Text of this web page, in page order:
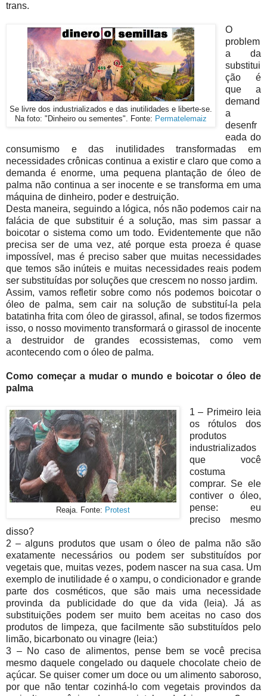
trans.
Se livre dos industrializados e das inutilidades e liberte-se.
Na foto: "Dinheiro ou sementes". Fonte: Permatelemaiz
O
problem
a da
substitui
ção é
que a
demand
a
desenfr
eada do
consumismo e das inutilidades transformadas em
necessidades crônicas continua a existir e claro que como a
demanda é enorme, uma pequena plantação de óleo de
palma não continua a ser inocente e se transforma em uma
máquina de dinheiro, poder e destruição.
Desta maneira, seguindo a lógica, nós não podemos cair na
falácia de que substituir é a solução, mas sim passar a
boicotar o sistema como um todo. Evidentemente que não
precisa ser de uma vez, até porque esta proeza é quase
impossível, mas é preciso saber que muitas necessidades
que temos são inúteis e muitas necessidades reais podem
ser substituídas por soluções que crescem no nosso jardim.
Assim, vamos refletir sobre como nós podemos boicotar o
óleo de palma, sem cair na solução de substituí-la pela
batatinha frita com óleo de girassol, afinal, se todos fizermos
isso, o nosso movimento transformará o girassol de inocente
a destruidor de grandes ecossistemas, como vem
acontecendo com o óleo de palma.
Como começar a mudar o mundo e boicotar o óleo de
palma
Reaja. Fonte: Protest
1 – Primeiro leia
os rótulos dos
produtos
industrializados
que você
costuma
comprar. Se ele
contiver o óleo,
pense: eu
preciso mesmo
disso?
2 – alguns produtos que usam o óleo de palma não são
exatamente necessários ou podem ser substituídos por
vegetais que, muitas vezes, podem nascer na sua casa. Um
exemplo de inutilidade é o xampu, o condicionador e grande
parte dos cosméticos, que são mais uma necessidade
provinda da publicidade do que da vida (leia). Já as
substituições podem ser muito bem aceitas no caso dos
produtos de limpeza, que facilmente são substituídos pelo
limão, bicarbonato ou vinagre (leia:)
3 – No caso de alimentos, pense bem se você precisa
mesmo daquele congelado ou daquele chocolate cheio de
açúcar. Se quiser comer um doce ou um alimento saboroso,
por que não tentar cozinhá-lo com vegetais provindos da